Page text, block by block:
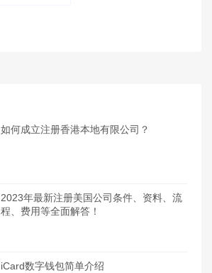
如何成立注册香港本地有限公司？
2023年最新注册美国公司条件、资料、流
程、费用等全面解答！
iCard数字钱包简单介绍